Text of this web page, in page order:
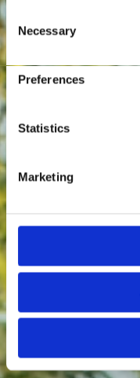
Consent
Selection
Necessary
Preferences
Statistics
Marketing